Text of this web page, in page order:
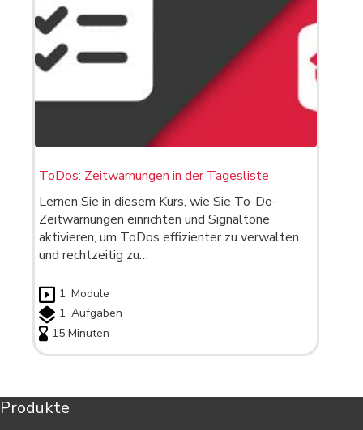
ToDos: Zeitwarnungen in der Tagesliste
Lernen Sie in diesem Kurs, wie Sie To-Do-
Zeitwarnungen einrichten und Signaltöne
aktivieren, um ToDos effizienter zu verwalten
und rechtzeitig zu…
1 Module
1 Aufgaben
15 Minuten
Produkte